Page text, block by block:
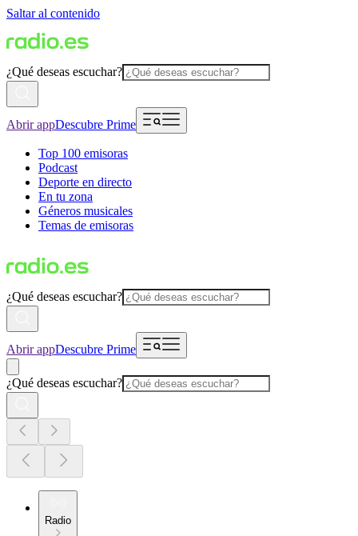
Saltar al contenido
¿Qué deseas escuchar?
Abrir appDescubre Prime
Top 100 emisoras
Podcast
Deporte en directo
En tu zona
Géneros musicales
Temas de emisoras
¿Qué deseas escuchar?
Abrir appDescubre Prime
¿Qué deseas escuchar?
Radio